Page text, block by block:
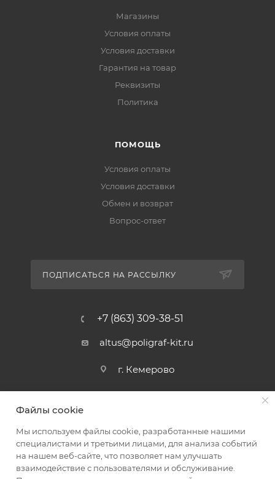
Магазины
Условия оплаты
Условия доставки
Гарантия на товар
Реквизиты
Политика
ПОМОЩЬ
Условия оплаты
Условия доставки
Обмен и возврат
Вопрос-ответ
ПОДПИСАТЬСЯ НА РАССЫЛКУ
+7 (863) 309-38-51
altus@poligraf-kit.ru
г. Кемерово
2026 © Полиграф кит - интернет-магазин
Файлы cookie
Мы используем файлы cookie, разработанные нашими
специалистами и третьими лицами, для анализа событий
на нашем веб-сайте, что позволяет нам улучшать
взаимодействие с пользователями и обслуживание.